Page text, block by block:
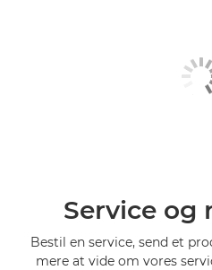
Service og
Bestil en service, send et
mere at vide om vores